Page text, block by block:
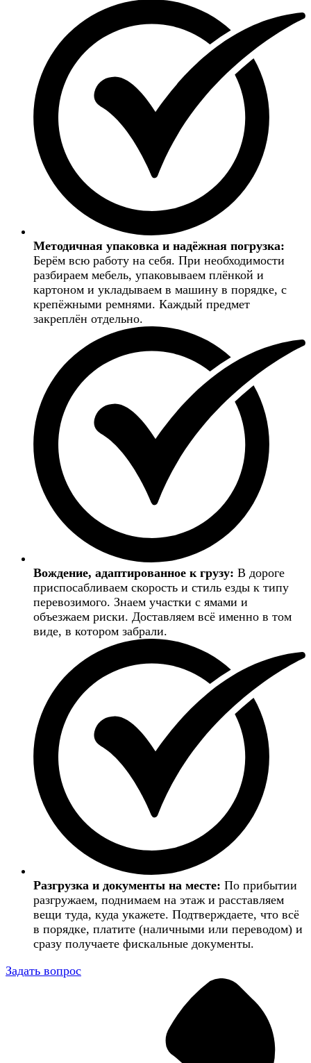
Методичная упаковка и надёжная погрузка:
Берём всю работу на себя. При необходимости
разбираем мебель, упаковываем плёнкой и
картоном и укладываем в машину в порядке, с
крепёжными ремнями. Каждый предмет
закреплён отдельно.
Вождение, адаптированное к грузу: В дороге
приспосабливаем скорость и стиль езды к типу
перевозимого. Знаем участки с ямами и
объезжаем риски. Доставляем всё именно в том
виде, в котором забрали.
Разгрузка и документы на месте: По прибытии
разгружаем, поднимаем на этаж и расставляем
вещи туда, куда укажете. Подтверждаете, что всё
в порядке, платите (наличными или переводом) и
сразу получаете фискальные документы.
Задать вопрос